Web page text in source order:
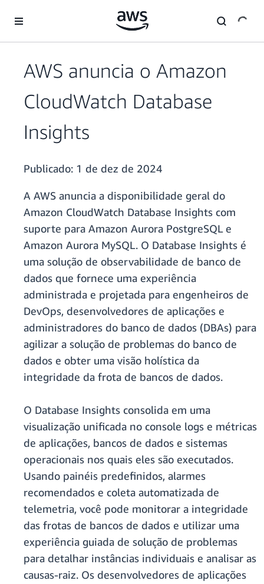
Pular para o conteúdo principal
AWS anuncia o Amazon
CloudWatch Database
Insights
Publicado: 1 de dez de 2024
A AWS anuncia a disponibilidade geral do
Amazon CloudWatch Database Insights com
suporte para Amazon Aurora PostgreSQL e
Amazon Aurora MySQL. O Database Insights é
uma solução de observabilidade de banco de
dados que fornece uma experiência
administrada e projetada para engenheiros de
DevOps, desenvolvedores de aplicações e
administradores do banco de dados (DBAs) para
agilizar a solução de problemas do banco de
dados e obter uma visão holística da
integridade da frota de bancos de dados.
O Database Insights consolida em uma
visualização unificada no console logs e métricas
de aplicações, bancos de dados e sistemas
operacionais nos quais eles são executados.
Usando painéis predefinidos, alarmes
recomendados e coleta automatizada de
telemetria, você pode monitorar a integridade
das frotas de bancos de dados e utilizar uma
experiência guiada de solução de problemas
para detalhar instâncias individuais e analisar as
causas-raiz. Os desenvolvedores de aplicações